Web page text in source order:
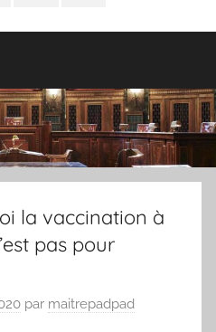
la vaccination à
pas pour
par maitrepadpad